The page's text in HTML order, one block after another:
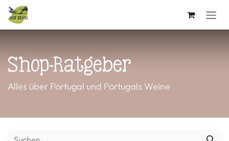
Zum Inhalt springen
Shop-Ratgeber
Alles über Portugal und Portugals Weine